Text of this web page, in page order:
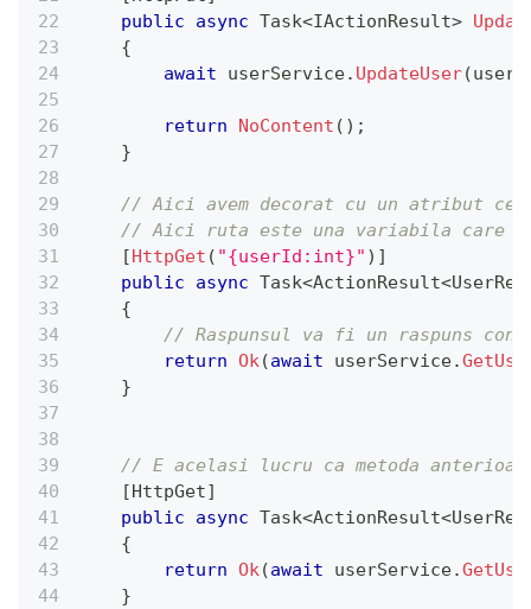
public
async Task<IActionResult>
{
await userService. UpdateUser(user
return NoContent ( ) ;
}
// Aici avem decorat cu un atribut ce
// Aici ruta este una variabila care
[HttpGet ( "{userId:int}" ) ]
public
async Task<ActionResult<
{
// Raspunsul va fi un raspuns
return Ok(await userService.
}
// E acelasi lucru ca metoda
[HttpGet]
public
async Task<ActionResult<
{
return Ok(await userService.
}